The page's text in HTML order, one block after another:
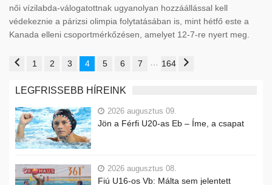
női vízilabda-válogatottnak ugyanolyan hozzáállással kell
védekeznie a párizsi olimpia folytatásában is, mint hétfő este a
Kanada elleni csoportmérkőzésen, amelyet 12-7-re nyert meg.
1 2 3 4 5 6 7 164
LEGFRISSEBB HÍREINK
2026 augusztus 09.
Jön a Férfi U20-as Eb – Íme, a csapat
2026 augusztus 08.
Fiú U16-os Vb: Málta sem jelentett